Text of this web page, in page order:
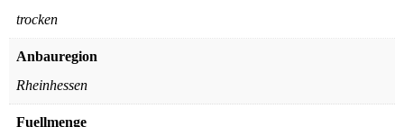
trocken
Anbauregion
Rheinhessen
Fuellmenge